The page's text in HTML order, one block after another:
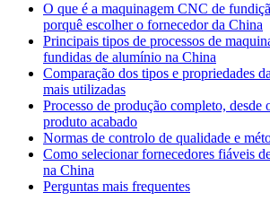
O que é a maquinagem CNC de
porquê escolher o fornecedor da China
Principais tipos de processos de
fundidas de alumínio na China
Comparação dos tipos e propriedades
mais utilizadas
Processo de produção completo, desde
produto acabado
Normas de controlo de qualidade e
Como selecionar fornecedores fiáveis
na China
Perguntas mais frequentes